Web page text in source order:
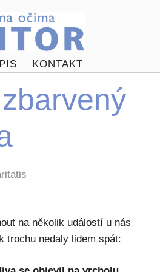
KONTAKT
na několik událostí u nás
trochu nedaly lidem spát: